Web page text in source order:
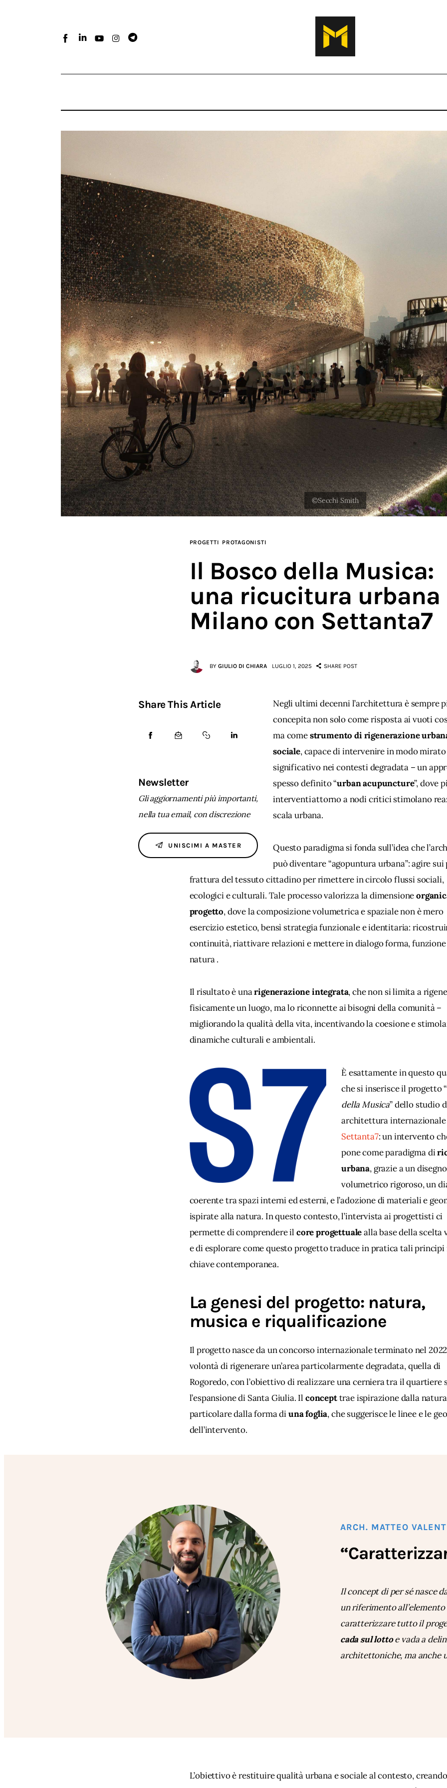
Atlante dei masters
PROGETTI PROTAGONISTI
Il Bosco della Musica:
una ricucitura urbana
Milano con Settanta7
BY GIULIO DI CHIARA LUGLIO 1, 2025 SHARE POST
Share This Article
Newsletter
Gli aggiornamenti più importanti,
nella tua email, con discrezione
UNISCIMI A MASTER
Negli ultimi decenni l’architettura è sempre
concepita non solo come risposta ai vuoti
ma come strumento di rigenerazione
sociale, capace di intervenire in modo
significativo nei contesti degradata – un
spesso definito “urban acupuncture”, dove
interventi attorno a nodi critici stimolano
scala urbana.
Questo paradigma si fonda sull’idea che
può diventare “agopuntura urbana”: agire
frattura del tessuto cittadino per rimettere in circolo flussi sociali,
ecologici e culturali. Tale processo valorizza la dimensione
progetto, dove la composizione volumetrica e spaziale non è mero
esercizio estetico, bensì strategia funzionale e identitaria:
continuità, riattivare relazioni e mettere in dialogo forma,
natura .
Il risultato è una rigenerazione integrata, che non si limita a
fisicamente un luogo, ma lo riconnette ai bisogni della comunità –
migliorando la qualità della vita, incentivando la coesione e
dinamiche culturali e ambientali.
È esattamente in questo
che si inserisce il progetto “
della Musica” dello studio
architettura
Settanta7: un intervento
pone come paradigma di
urbana, grazie a un
volumetrico rigoroso, un
coerente tra spazi interni ed esterni, e l’adozione di materiali e
ispirate alla natura. In questo contesto, l’intervista ai progettisti ci
permette di comprendere il core progettuale alla base della scelta
e di esplorare come questo progetto traduce in pratica tali
chiave contemporanea.
La genesi del progetto: natura,
musica e riqualificazione
Il progetto nasce da un concorso internazionale terminato nel
volontà di rigenerare un’area particolarmente degradata, quella di
Rogoredo, con l’obiettivo di realizzare una cerniera tra il quartiere
l’espansione di Santa Giulia. Il concept trae ispirazione dalla
particolare dalla forma di una foglia, che suggerisce le linee e le
dell’intervento.
ARCH. MATTEO
Il concept di per sé nasce
un riferimento
caratterizzare tutto il
cada sul lottoe vada a
architettoniche, ma anche
L’obiettivo è restituire qualità urbana e sociale al contesto,